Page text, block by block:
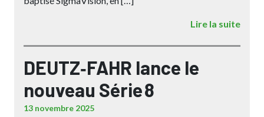
Lire la suite
DEUTZ‑FAHR lance le
nouveau Série 8
13 novembre 2025